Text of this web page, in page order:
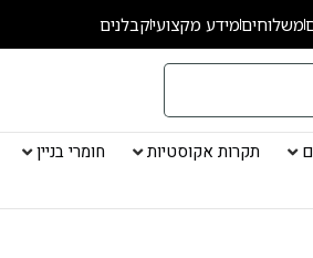
משלוחיםמידע מקצועיקבלנים
תקרות אקוסטיות חומרי בניין